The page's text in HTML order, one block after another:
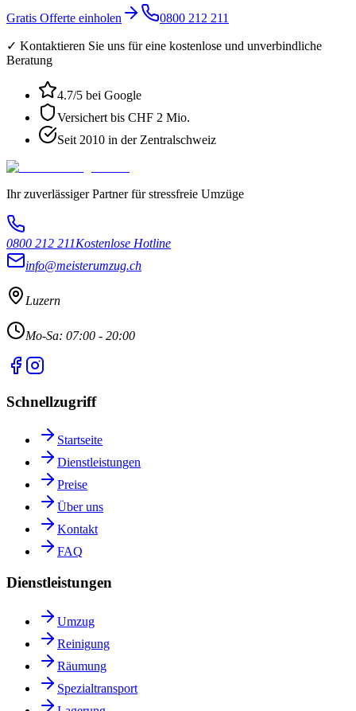
Gratis Offerte einholen 0800 212 211
✓ Kontaktieren Sie uns für eine kostenlose und unverbindliche
Beratung
4.7/5 bei Google
Versichert bis CHF 2 Mio.
Seit 2010 in der Zentralschweiz
Ihr zuverlässiger Partner für stressfreie Umzüge
0800 212 211Kostenlose Hotline
info@meisterumzug.ch
Luzern
Mo-Sa: 07:00 - 20:00
Schnellzugriff
Startseite
Dienstleistungen
Preise
Über uns
Kontakt
FAQ
Dienstleistungen
Umzug
Reinigung
Räumung
Spezialtransport